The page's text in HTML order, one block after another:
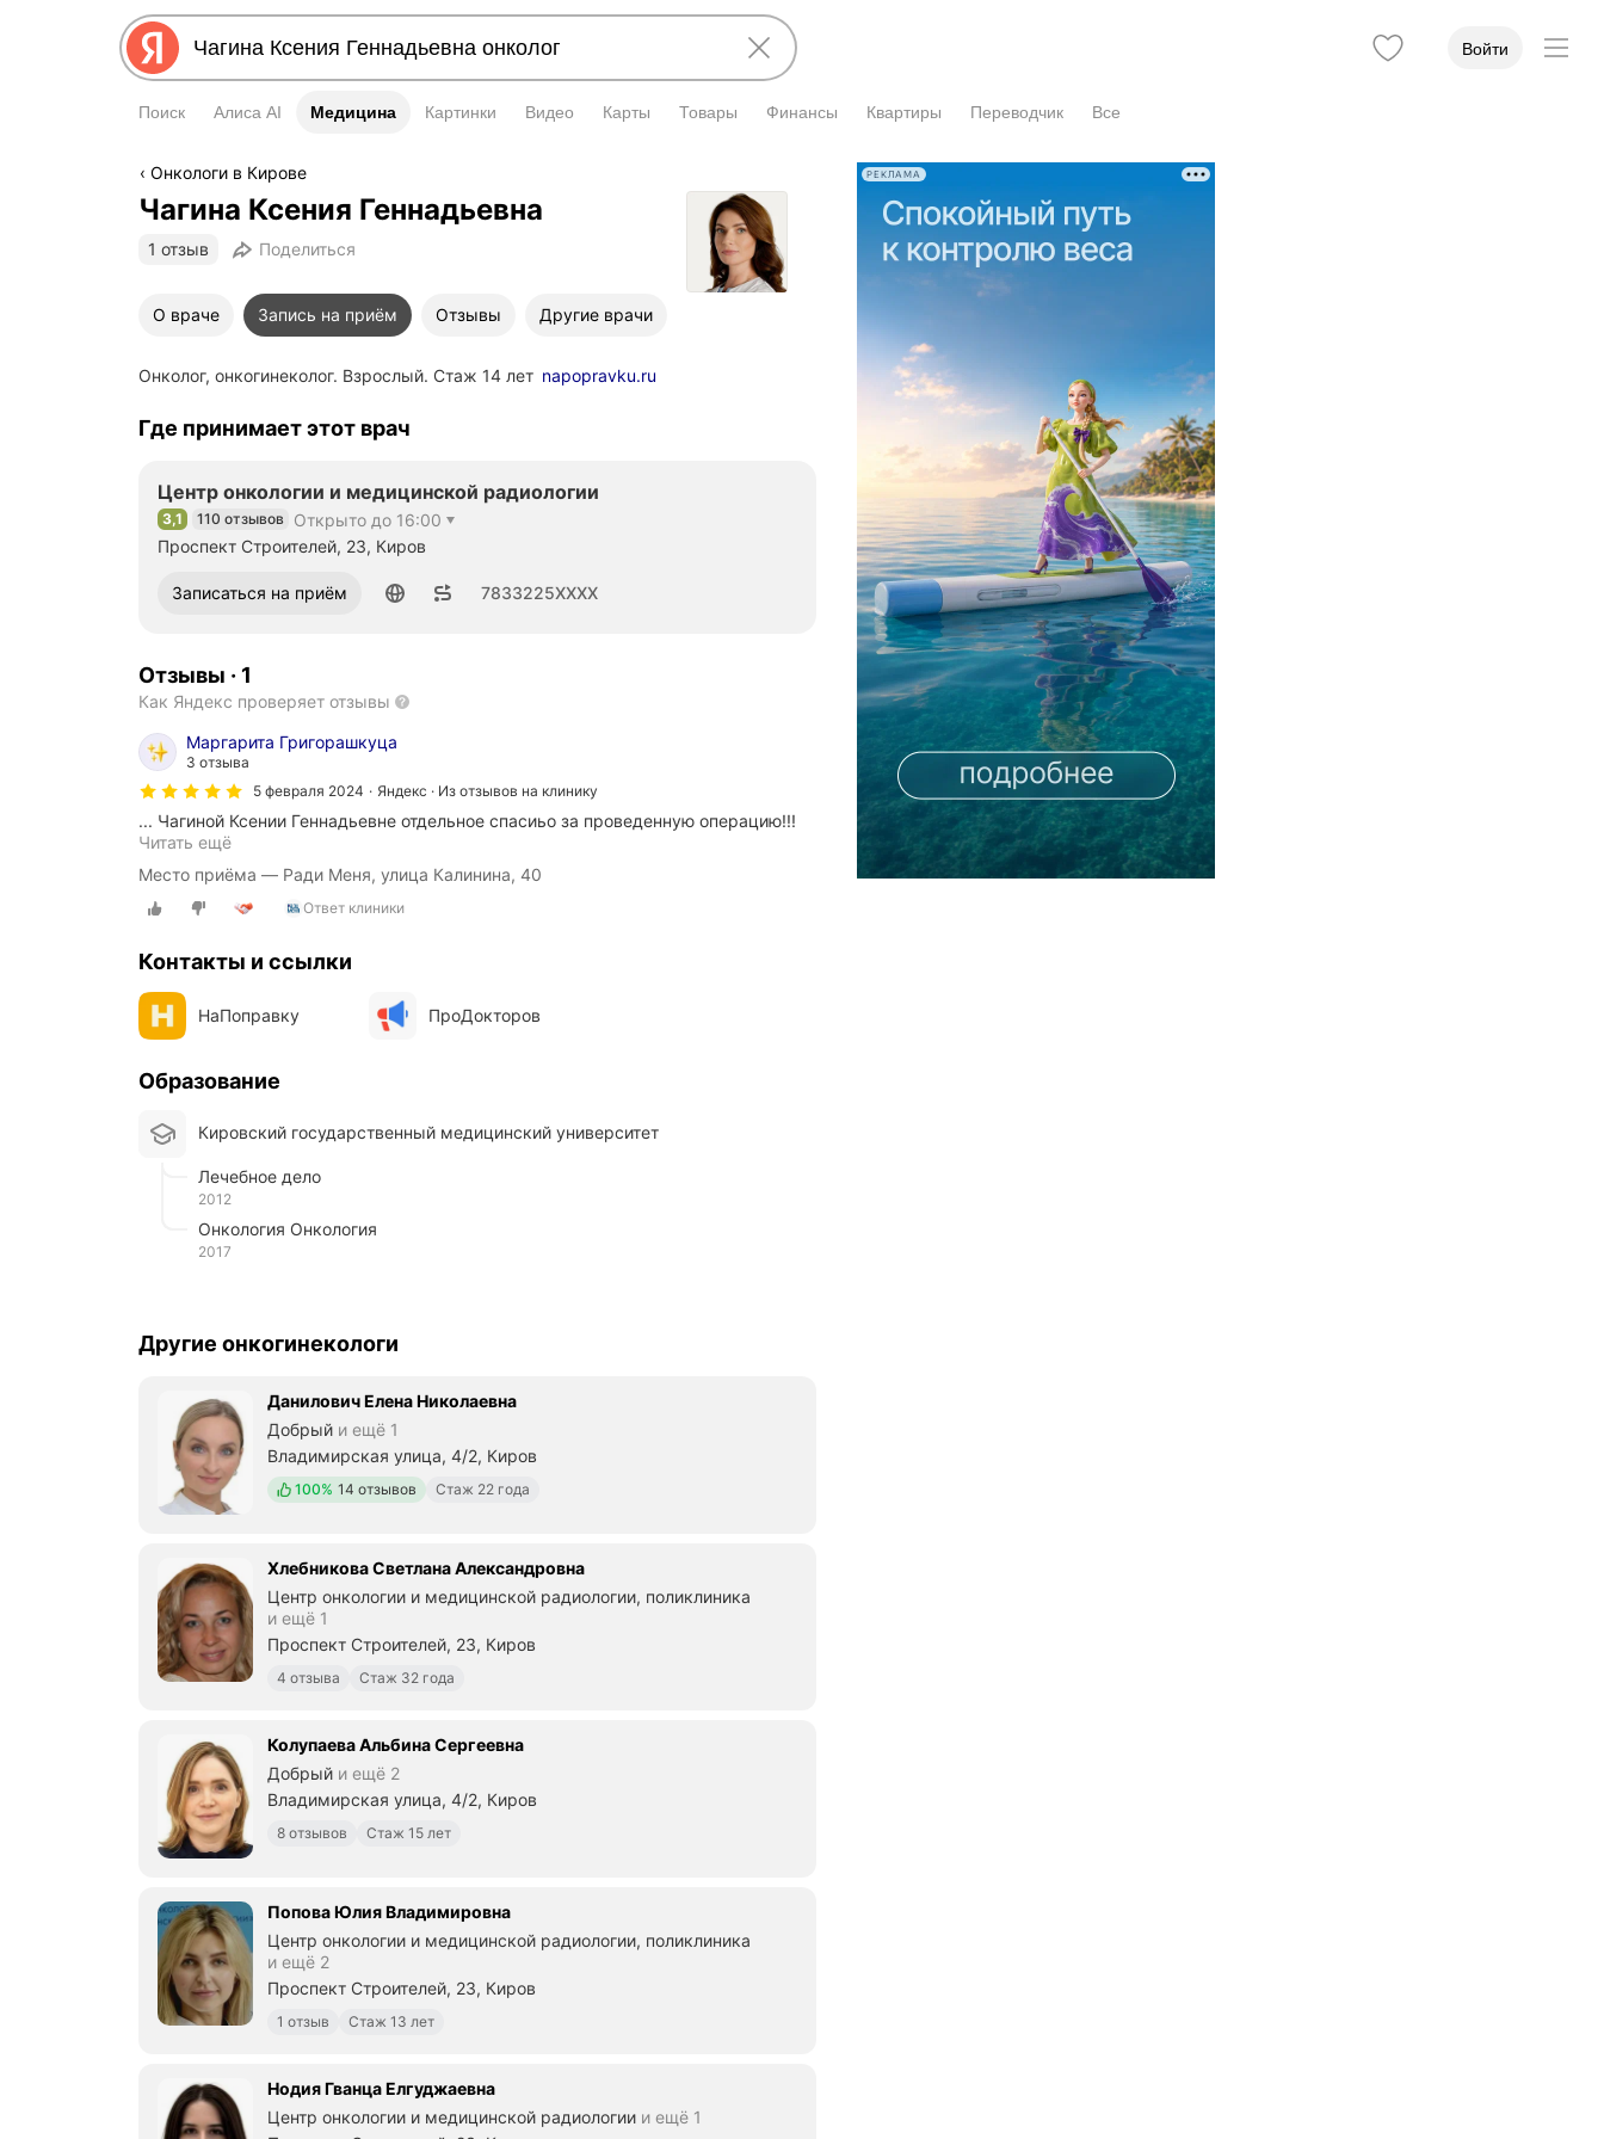
Войти
Поиск Алиса AI Медицина
Медицина Картинки Видео Карты Товары Финансы Квартиры Переводчик Все
Онкологи в Кирове
Чагина Ксения Геннадьевна
1 отзыв Поделиться
О враче Запись на приём Отзывы Другие врачи
Онколог, онкогинеколог. Взрослый. Стаж 14 лет napopravku.ru
Где принимает этот врач
Центр онкологии и медицинской радиологии
Рейтинг 3,1 из 5
3,1 110 отзывов Открыто до 16:00
Проспект Строителей, 23, Киров
Записаться на приём
Номер телефона: 78332254754 7833225XXXX
Отзывы · 1
Как Яндекс проверяет отзывы
Маргарита Григорашкуца
3 отзыва
5 февраля 2024
Яндекс · Из отзывов на клинику
... Чагиной Ксении Геннадьевне отдельное спасиьо за проведенную операцию!!!
Читать ещёО
л
и
ы
м
и
н
к
и
й
о
н
л
.
Б
ы
л
а
п
е
р
ц
и
о
м
б
л
о
,
о
п
е
р
а
п
р
Место приёма — Ради Меня, улица Калинина, 40
Ответ клиники
Контакты и ссылки
НаПоправку ПроДокторов
Образование
Кировский государственный медицинский университет
Лечебное дело
2012
Онкология Онкология
2017
Другие онкогинекологи
Данилович Елена Николаевна
Добрый и ещё 1
Владимирская улица, 4/2, Киров
Положительных отзывов
100% 14 отзывов Стаж 22 года
Хлебникова Светлана Александровна
Центр онкологии и медицинской радиологии, поликлиника
и ещё 1
Проспект Строителей, 23, Киров
4 отзыва Стаж 32 года
Колупаева Альбина Сергеевна
Добрый и ещё 2
Владимирская улица, 4/2, Киров
8 отзывов Стаж 15 лет
Попова Юлия Владимировна
Центр онкологии и медицинской радиологии, поликлиника
и ещё 2
Проспект Строителей, 23, Киров
1 отзыв Стаж 13 лет
Нодия Гванца Елгуджаевна
Центр онкологии и медицинской радиологии и ещё 1
РЕКЛАМА